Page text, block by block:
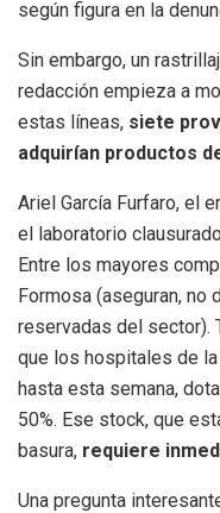
según figura en la
Sin embargo, un
redacción empieza a
estas líneas, siete
adquirían productos
Ariel García Furfaro, el
el laboratorio
Entre los mayores
Formosa (aseguran,
reservadas del sector).
que los hospitales de
hasta esta semana,
50%. Ese stock, que
basura, requiere
Una pregunta